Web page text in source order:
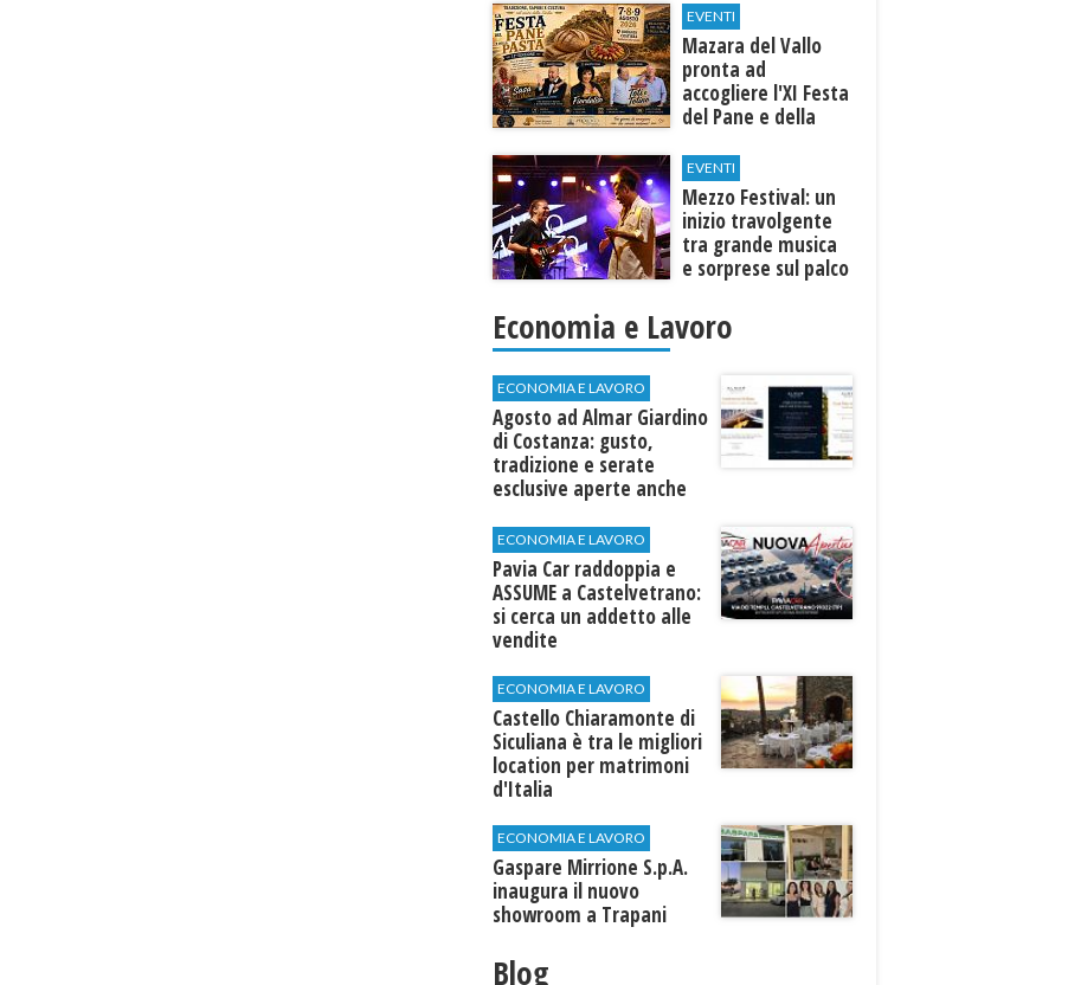
EVENTI
Mazara del Vallo
pronta ad
accogliere l'XI Festa
del Pane e della
EVENTI
Mezzo Festival: un
inizio travolgente
tra grande musica
e sorprese sul palco
Economia e Lavoro
ECONOMIA E LAVORO
Agosto ad Almar Giardino
di Costanza: gusto,
tradizione e serate
esclusive aperte anche
ECONOMIA E LAVORO
Pavia Car raddoppia e
ASSUME a Castelvetrano:
si cerca un addetto alle
vendite
ECONOMIA E LAVORO
Castello Chiaramonte di
Siculiana è tra le migliori
location per matrimoni
d'Italia
ECONOMIA E LAVORO
​Gaspare Mirrione S.p.A.
inaugura il nuovo
showroom a Trapani
Blog